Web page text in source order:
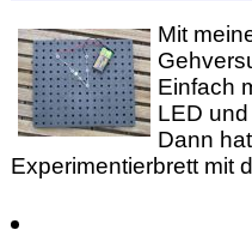
Mit
Einfach
LED
Dann
Experimentierbrett mit